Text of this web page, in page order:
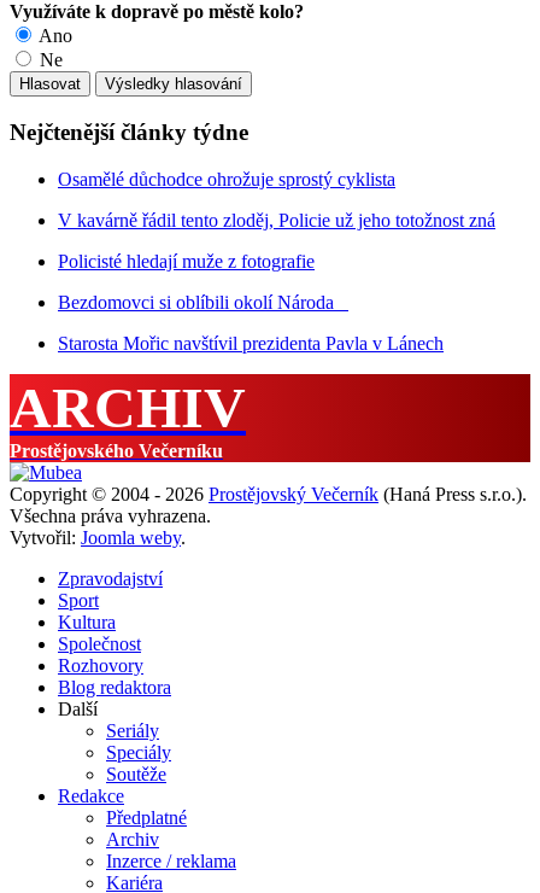
Využíváte k dopravě po městě kolo?
Ano
Ne
Nejčtenější články týdne
Osamělé důchodce ohrožuje sprostý cyklista
V kavárně řádil tento zloděj, Policie už jeho totožnost zná
Policisté hledají muže z fotografie
Bezdomovci si oblíbili okolí Národa
Starosta Mořic navštívil prezidenta Pavla v Lánech
ARCHIV
Prostějovského Večerníku
Copyright © 2004 - 2026 Prostějovský Večerník (Haná Press s.r.o.).
Všechna práva vyhrazena.
Vytvořil: Joomla weby.
Zpravodajství
Sport
Kultura
Společnost
Rozhovory
Blog redaktora
Další
Seriály
Speciály
Soutěže
Redakce
Předplatné
Archiv
Inzerce / reklama
Kariéra